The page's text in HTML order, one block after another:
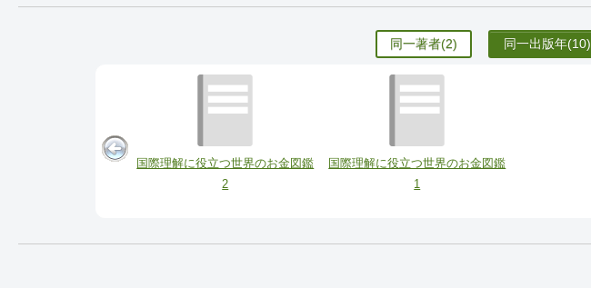
同一著者(2) 同一出版年(10)
国際理解に役立つ世界のお金図鑑
2
国際理解に役立つ世界のお金図鑑
1